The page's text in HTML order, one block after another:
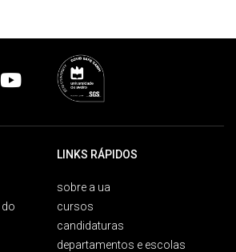
LINKS RÁPIDOS
sobre a ua
cursos
candidaturas
departamentos e escolas